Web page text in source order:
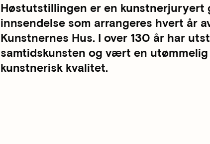
Høstutstillingen er en
innsendelse som arrangeres hvert år
Kunstnernes Hus. I over 130 år har
samtidskunsten og vært en
kunstnerisk kvalitet.